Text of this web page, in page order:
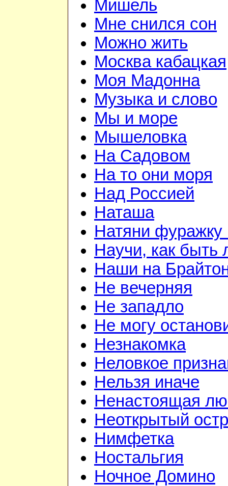
Мишель
Мне снился сон
Можно жить
Москва кабацкая
Моя Мадонна
Музыка и слово
Мы и море
Мышеловка
На Садовом
На то они моря
Над Россией
Наташа
Натяни фуражку
Научи, как
Наши на
Не вечерняя
Не западло
Не могу
Незнакомка
Неловкое
Нельзя иначе
Ненастоящая
Неоткрытый
Нимфетка
Ностальгия
Ночное Домино